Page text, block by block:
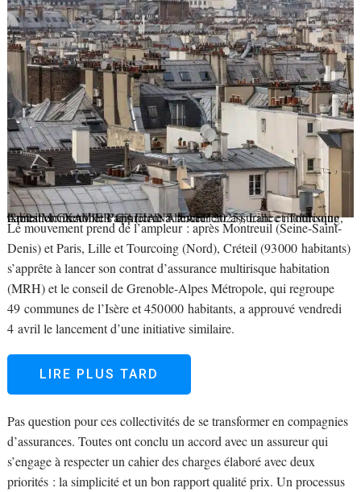
Après Montreuil et Paris (ici le 5 février 2025), Lille et Tourcoing, Créteil et Grenoble s’apprêtent à lancer leur assurance multirisque habitation.XAVIER GALIANA / AFP
Le mouvement prend de l’ampleur : après Montreuil (Seine-Saint-
Denis) et Paris, Lille et Tourcoing (Nord), Créteil (93 000 habitants)
s’apprête à lancer son contrat d’assurance multirisque habitation
(MRH) et le conseil de Grenoble-Alpes Métropole, qui regroupe
49 communes de l’Isère et 450 000 habitants, a approuvé vendredi
4 avril le lancement d’une initiative similaire.
LIRE PLUS TARD
Pas question pour ces collectivités de se transformer en compagnies
d’assurances. Toutes ont conclu un accord avec un assureur qui
s’engage à respecter un cahier des charges élaboré avec deux
priorités : la simplicité et un bon rapport qualité prix. Un processus